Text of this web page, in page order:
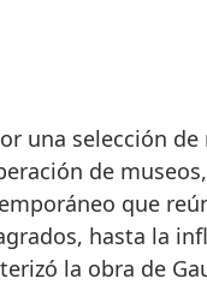
de
que
hasta la
la obra de